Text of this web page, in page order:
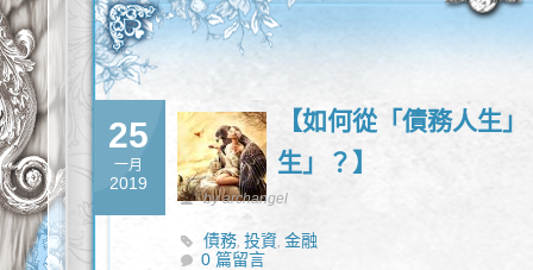
25
一月
2019
【如何從「債務人生
生」？】
by archangel
債務,投資,金融
0 篇留言